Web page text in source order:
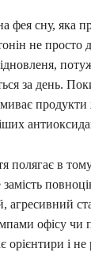
сну, яка
не
за день.
продукти
полягає в
офісу чи
орієнтири і